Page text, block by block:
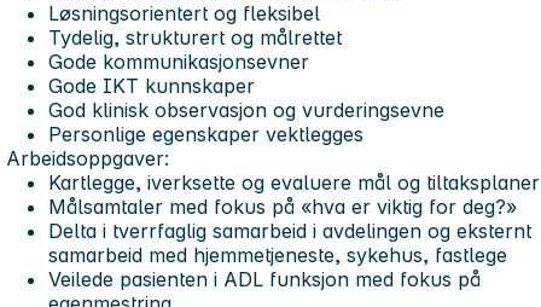
Løsningsorientert og fleksibel
Tydelig, strukturert og målrettet
Gode kommunikasjonsevner
Gode IKT kunnskaper
God klinisk observasjon og vurderingsevne
Personlige egenskaper vektlegges
Arbeidsoppgaver:
Kartlegge, iverksette og evaluere mål og tiltaksplaner
Målsamtaler med fokus på «hva er viktig for deg?»
Delta i tverrfaglig samarbeid i avdelingen og eksternt
samarbeid med hjemmetjeneste, sykehus, fastlege
Veilede pasienten i ADL funksjon med fokus på